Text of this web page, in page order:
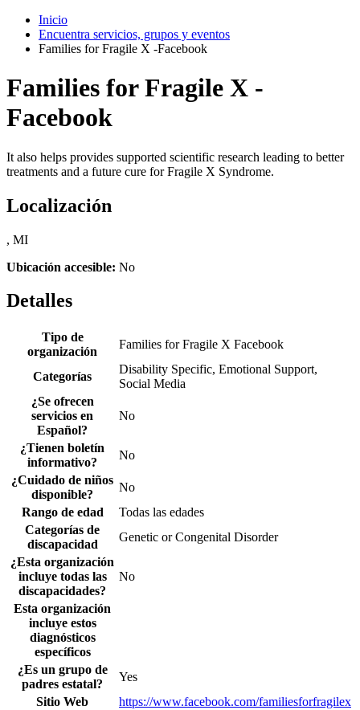
Inicio
Encuentra servicios, grupos y eventos
Families for Fragile X -Facebook
Families for Fragile X -
Facebook
It also helps provides supported scientific research leading to better
treatments and a future cure for Fragile X Syndrome.
Localización
, MI
Ubicación accesible: No
Detalles
Tipo de
organización
Families for Fragile X Facebook
Categorías
Disability Specific, Emotional Support,
Social Media
¿Se ofrecen
servicios en
Español?
No
¿Tienen boletín
informativo?
No
¿Cuidado de niños
disponible?
No
Rango de edad
Todas las edades
Categorías de
discapacidad
Genetic or Congenital Disorder
¿Esta organización
incluye todas las
discapacidades?
No
Esta organización
incluye estos
diagnósticos
específicos
¿Es un grupo de
padres estatal?
Yes
Sitio Web
https://www.facebook.com/familiesforfragilex